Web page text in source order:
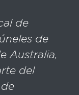
de
de
Australia,
del